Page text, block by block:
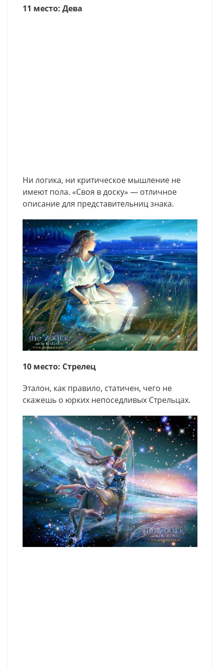
11 место: Дева
Ни логика, ни критическое мышление не
имеют пола. «Своя в доску» — отличное
описание для представительниц знака.
10 место: Стрелец
Эталон, как правило, статичен, чего не
скажешь о юрких непоседливых Стрельцах.